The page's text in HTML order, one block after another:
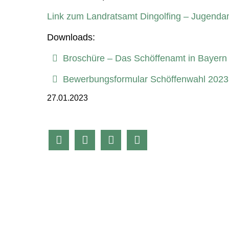
Link zum Landratsamt Dingolfing –
Downloads:
Broschüre – Das Schöffenamt in Bayern
Bewerbungsformular Schöffenwahl 2023
27.01.2023
   